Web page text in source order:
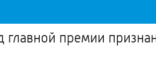
премии